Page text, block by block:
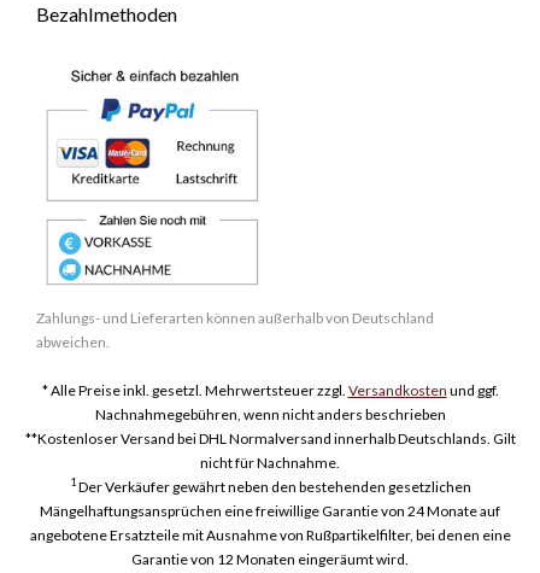
Bezahlmethoden
Zahlungs- und Lieferarten können außerhalb von Deutschland
abweichen.
* Alle Preise inkl. gesetzl. Mehrwertsteuer zzgl. Versandkosten und ggf.
Nachnahmegebühren, wenn nicht anders beschrieben
**Kostenloser Versand bei DHL Normalversand innerhalb Deutschlands. Gilt
nicht für Nachnahme.
1Der Verkäufer gewährt neben den bestehenden gesetzlichen
Mängelhaftungsansprüchen eine freiwillige Garantie von 24 Monate auf
angebotene Ersatzteile mit Ausnahme von Rußpartikelfilter, bei denen eine
Garantie von 12 Monaten eingeräumt wird.